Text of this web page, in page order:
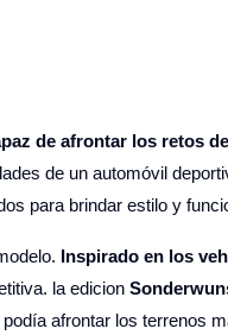
de afrontar los retos
de un automóvil
para brindar estilo y
Inspirado en los
la edicion
afrontar los terrenos